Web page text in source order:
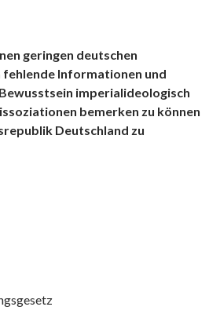
geringen deutschen
Informationen und
imperialideologisch
bemerken zu können
Deutschland zu